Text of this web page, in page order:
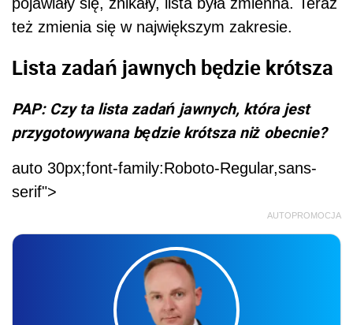
też zmienia się w największym zakresie.
Lista zadań jawnych będzie krótsza
PAP: Czy ta lista zadań jawnych, która jest
przygotowywana będzie krótsza niż obecnie?
auto 30px;font-family:Roboto-Regular,sans-
serif">
AUTOPROMOCJA